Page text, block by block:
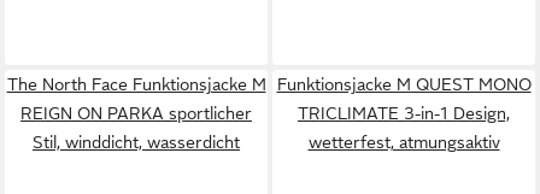
The North Face Funktionsjacke M
REIGN ON PARKA sportlicher
Stil, winddicht, wasserdicht
Funktionsjacke M QUEST MONO
TRICLIMATE 3-in-1 Design,
wetterfest, atmungsaktiv